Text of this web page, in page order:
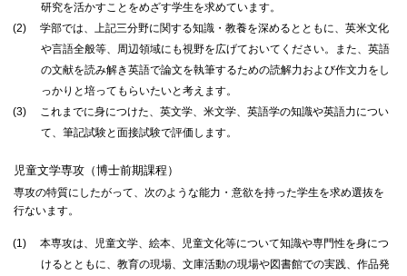
研究を活かすことをめざす学生を求めています。
(2)
学部では、上記三分野に関する知識・教養を深めるとともに、英米文化
や言語全般等、周辺領域にも視野を広げておいてください。また、英語
の文献を読み解き英語で論文を執筆するための読解力および作文力をし
っかりと培ってもらいたいと考えます。
(3)
これまでに身につけた、英文学、米文学、英語学の知識や英語力につい
て、筆記試験と面接試験で評価します。
児童文学専攻（博士前期課程）
専攻の特質にしたがって、次のような能力・意欲を持った学生を求め選抜を
行ないます。
(1)
本専攻は、児童文学、絵本、児童文化等について知識や専門性を身につ
けるとともに、教育の現場、文庫活動の現場や図書館での実践、作品発